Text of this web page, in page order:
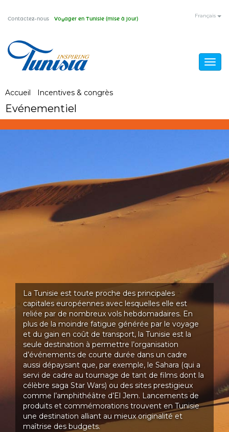
Aller
principal
Français
Contactez-nous Voyager en Tunisie (mise à jour)
Vous
êtes
ici
Accueil Incentives & congrès
Evénementiel
La Tunisie est toute proche des principales
capitales européennes avec lesquelles elle est
reliée par de nombreux vols hebdomadaires. En
plus de la moindre fatigue générée par le voyage
et du gain en coût de transport, la Tunisie est la
seule destination à permettre l’organisation
d’événements de courte durée dans un cadre
aussi dépaysant que, par exemple, le Sahara (qui a
servi de cadre au tournage de tant de films dont la
célèbre saga Star Wars) ou des sites prestigieux
comme l’amphithéâtre d’El Jem. Lancements de
produits et commémorations trouvent en Tunisie
une destination alliant au mieux originalité et
maîtrise des budgets.